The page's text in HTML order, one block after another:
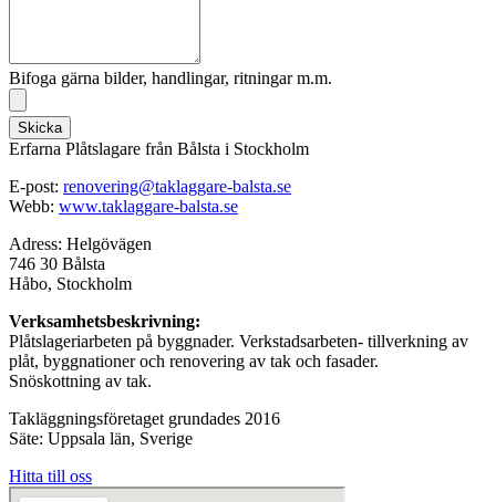
Bifoga gärna bilder, handlingar, ritningar m.m.
Skicka
Erfarna Plåtslagare från Bålsta i Stockholm
E-post: renovering@taklaggare-balsta.se
Webb: www.taklaggare-balsta.se
Adress: Helgövägen
746 30 Bålsta
Håbo, Stockholm
Verksamhetsbeskrivning:
Plåtslageriarbeten på byggnader. Verkstadsarbeten- tillverkning av
plåt, byggnationer och renovering av tak och fasader.
Snöskottning av tak.
Takläggningsföretaget grundades 2016
Säte: Uppsala län, Sverige
Hitta till oss